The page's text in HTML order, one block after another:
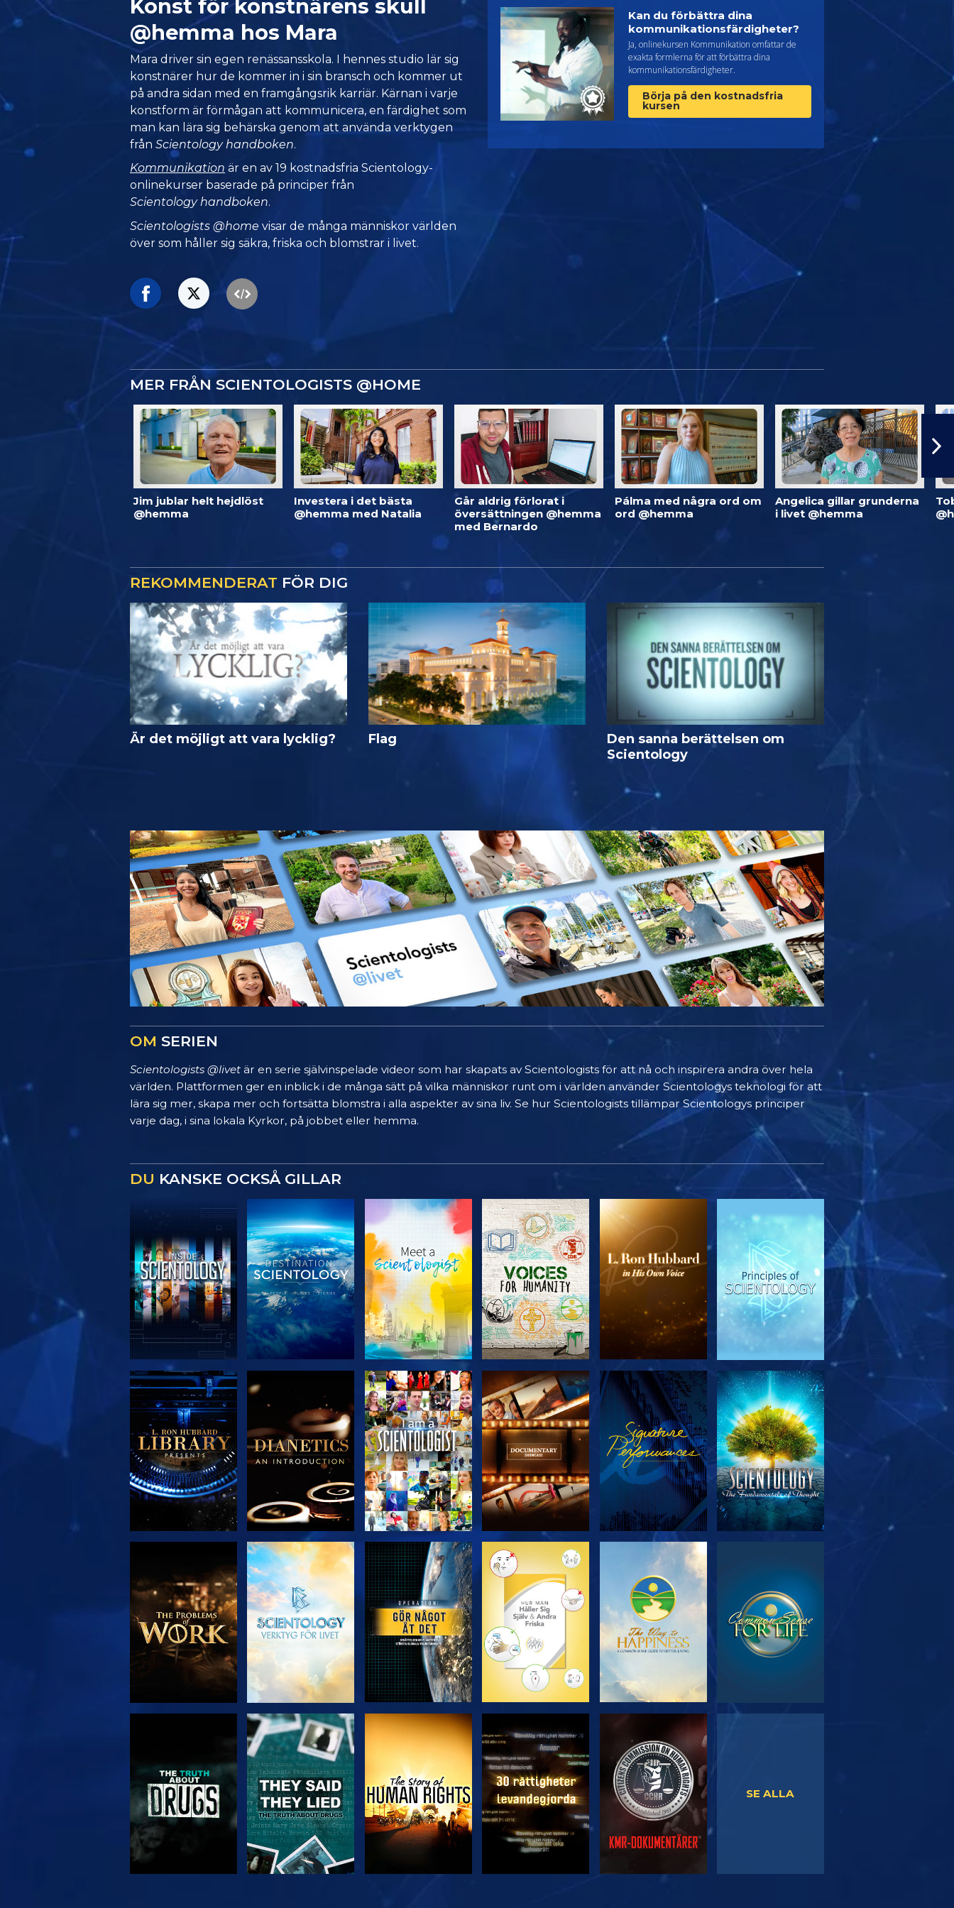
Konst för konstnärens skull
@hemma hos Mara
Mara driver sin egen renässansskola. I hennes studio lär sig
konstnärer hur de kommer in i sin bransch och kommer ut
på andra sidan med en framgångsrik karriär. Kärnan i varje
konstform är förmågan att kommunicera, en färdighet som
man kan lära sig behärska genom att använda verktygen
frånScientology handboken.
Kommunikation är en av 19 kostnadsfria Scientology-
onlinekurser baserade på principer från
Scientology handboken.
Scientologists @home visar de många människor världen
över som håller sig säkra, friska och blomstrar i livet.
Kan du förbättra dina
kommunikationsfärdigheter?
Ja, onlinekursen Kommunikation omfattar de
exakta formlerna för att förbättra dina
kommunikationsfärdigheter.
Börja på den kostnadsfria
kursen
MER FRÅN SCIENTOLOGISTS @HOME
Jim jublar helt hejdlöst
@hemma
Investera i det bästa
@hemma med Natalia
Går aldrig förlorat i
översättningen @hemma
med Bernardo
Pálma med några ord om
ord @hemma
Angelica gillar grunderna
i livet @hemma
REKOMMENDERAT FÖR DIG
Är det möjligt att vara lycklig? Flag
Den sanna berättelsen om
Scientology
OM SERIEN
Scientologists @livet är en serie självinspelade videor som har skapats av Scientologists för att nå och inspirera andra över hela
världen. Plattformen ger en inblick i de många sätt på vilka människor runt om i världen använder Scientologys teknologi för att
lära sig mer, skapa mer och fortsätta blomstra i alla aspekter av sina liv. Se hur Scientologists tillämpar Scientologys principer
varje dag, i sina lokala Kyrkor, på jobbet eller hemma.
DU KANSKE OCKSÅ GILLAR
UTFORSKA
SERIEN
UTFORSKA
SERIEN
UTFORSKA
SERIEN
UTFORSKA
SERIEN
UTFORSKA
SERIEN
TITTA
UTFORSKA
SERIEN
TITTA
UTFORSKA
SERIEN
UTFORSKA
SERIEN
UTFORSKA
SERIEN
TITTA TITTA TITTA TITTA
SE ALLA